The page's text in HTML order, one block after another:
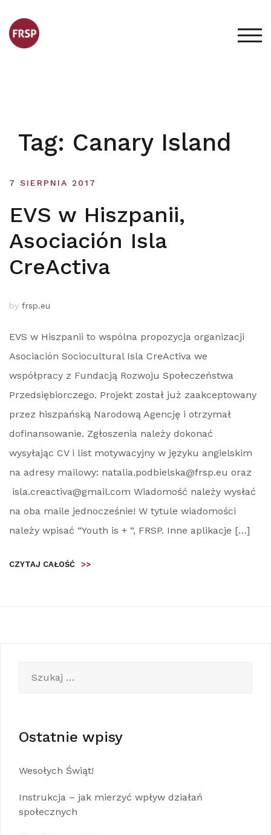
content
Tag: Canary Island
7 SIERPNIA 2017
EVS w Hiszpanii,
Asociación Isla
CreActiva
by frsp.eu
EVS w Hiszpanii to wspólna propozycja organizacji
Asociación Sociocultural Isla CreActiva we
współpracy z Fundacją Rozwoju Społeczeństwa
Przedsiębiorczego. Projekt został już zaakceptowany
przez hiszpańską Narodową Agencję i otrzymał
dofinansowanie. Zgłoszenia należy dokonać
wysyłając CV i list motywacyjny w języku angielskim
na adresy mailowy: natalia.podbielska@frsp.eu oraz
isla.creactiva@gmail.com Wiadomość należy wysłać
na oba maile jednocześnie! W tytule wiadomości
należy wpisać “Youth is + “, FRSP. Inne aplikacje […]
CZYTAJ CAŁOŚĆ >>
Ostatnie wpisy
Wesołych Świąt!
Instrukcja – jak mierzyć wpływ działań
społecznych